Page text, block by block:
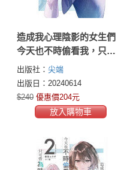
造成我心理陰影的女生們
今天也不時偷看我，只可
惜為時已晚(04)
出版社： 尖端
出版日：20240614
$240 優惠價204元
放入購物車